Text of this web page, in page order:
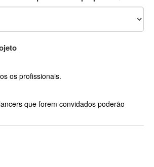
os profissionais.
que forem convidados poderão